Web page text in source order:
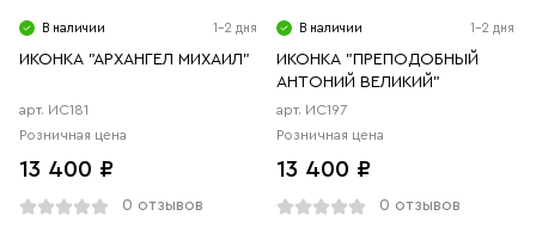
В наличии 1-2 дня
ИКОНКА "АРХАНГЕЛ МИХАИЛ"
арт. ИС181
Розничная цена
13 400 ₽
0 отзывов
В наличии 1-2 дня
ИКОНКА "ПРЕПОДОБНЫЙ
АНТОНИЙ ВЕЛИКИЙ"
арт. ИС197
Розничная цена
13 400 ₽
0 отзывов